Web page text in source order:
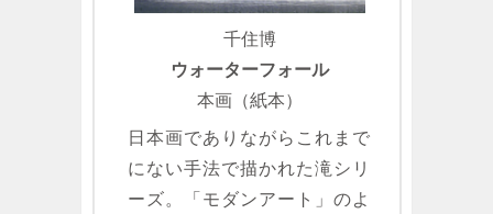
千住博
ウォーターフォール
本画（紙本）
日本画でありながらこれまで
にない手法で描かれた滝シリ
ーズ。「モダンアート」のよ